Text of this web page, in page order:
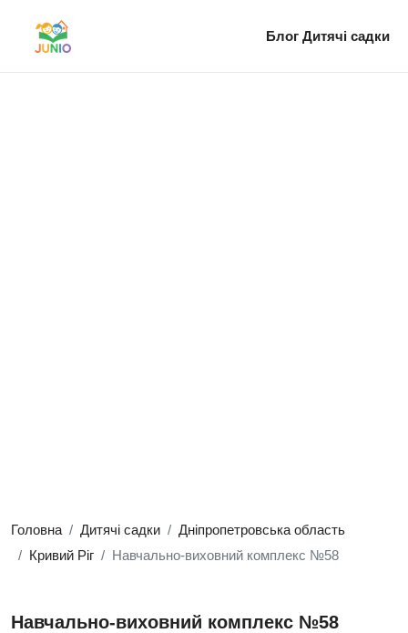
Блог Дитячі садки
Головна Дитячі садки
Дніпропетровська область
Кривий Ріг
Навчально-виховний комплекс №58
Навчально-виховний комплекс №58